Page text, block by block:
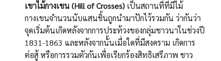
เขาไม้กางเขน (Hill of Crosses) เป็นสถานที่ที่มีไม้
กางเขนจำนวนนับแสนชิ้นถูกนำมาปักไว้รวมกัน ว่ากันว่า
จุดเริ่มต้นเกิดหลังจากการประท้วงของกลุ่มชาวนาในช่วงปี
1831-1863 และหลังจากนั้นเมื่อใดที่มีสงคราม เกิดการ
ต่อสู้ หรือการรวมตัวกันเพื่อเรียกร้องสิทธิเสรีภาพ ชาว